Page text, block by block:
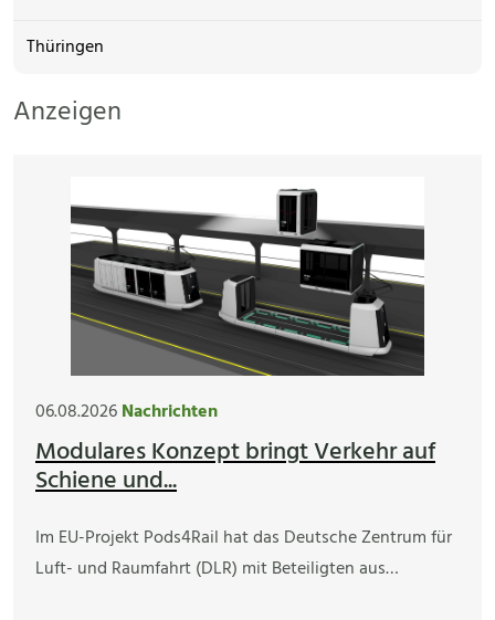
Thüringen
Anzeigen
06.08.2026Nachrichten
Modulares Konzept bringt Verkehr auf
Schiene und...
Im EU-Projekt Pods4Rail hat das Deutsche Zentrum für
Luft- und Raumfahrt (DLR) mit Beteiligten aus…